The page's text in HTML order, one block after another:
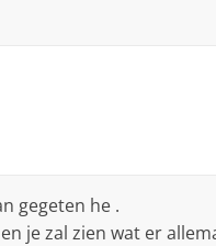
gegeten he .
je zal zien wat er